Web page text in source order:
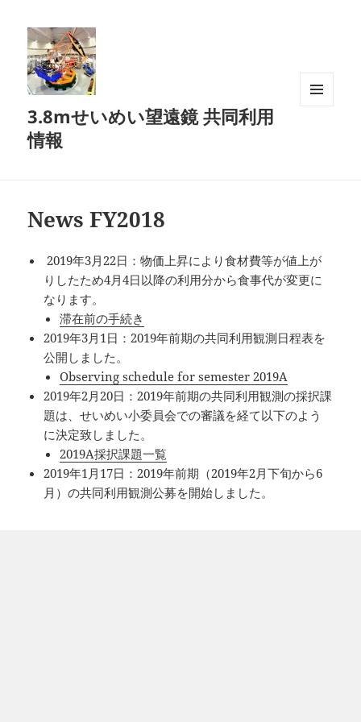
3.8mせいめい望遠鏡 共同利用
情報
News FY2018
2019年3月22日：物価上昇により食材費等が値上が
りしたため4月4日以降の利用分から食事代が変更に
なります。
滞在前の手続き
2019年3月1日：2019年前期の共同利用観測日程表を
公開しました。
Observing schedule for semester 2019A
2019年2月20日：2019年前期の共同利用観測の採択課
題は、せいめい小委員会での審議を経て以下のよう
に決定致しました。
2019A採択課題一覧
2019年1月17日：2019年前期（2019年2月下旬から6
月）の共同利用観測公募を開始しました。